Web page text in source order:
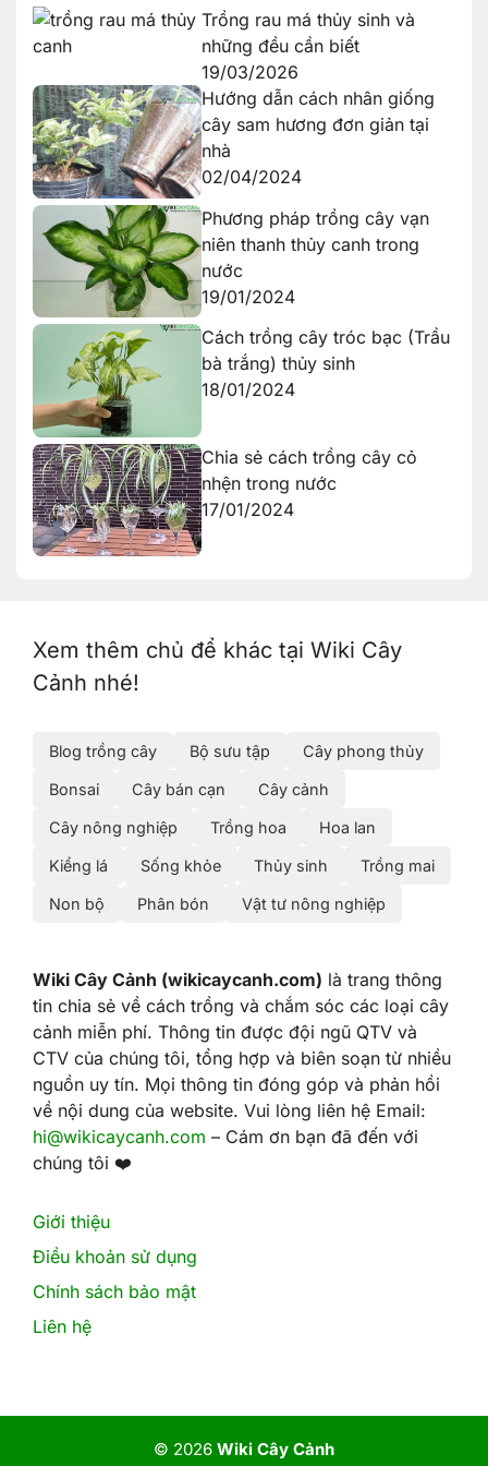
Trồng rau má thủy sinh và
những đều cần biết
19/03/2026
Hướng dẫn cách nhân giống
cây sam hương đơn giản tại
nhà
02/04/2024
Phương pháp trồng cây vạn
niên thanh thủy canh trong
nước
19/01/2024
Cách trồng cây tróc bạc (Trầu
bà trắng) thủy sinh
18/01/2024
Chia sẻ cách trồng cây cỏ
nhện trong nước
17/01/2024
Xem thêm chủ để khác tại Wiki Cây
Cảnh nhé!
Blog trồng cây Bộ sưu tập Cây phong thủy
Bonsai Cây bán cạn Cây cảnh
Cây nông nghiệp Trồng hoa Hoa lan
Kiểng lá Sống khỏe Thủy sinh Trồng mai
Non bộ Phân bón Vật tư nông nghiệp
Wiki Cây Cảnh (wikicaycanh.com) là trang thông
tin chia sẻ về cách trồng và chắm sóc các loại cây
cảnh miễn phí. Thông tin được đội ngũ QTV và
CTV của chúng tôi, tổng hợp và biên soạn từ nhiều
nguồn uy tín. Mọi thông tin đóng góp và phản hồi
về nội dung của website. Vui lòng liên hệ Email:
hi@wikicaycanh.com – Cám ơn bạn đã đến với
chúng tôi ❤️
Giới thiệu
Điều khoản sử dụng
Chính sách bảo mật
Liên hệ
© 2026 Wiki Cây Cảnh